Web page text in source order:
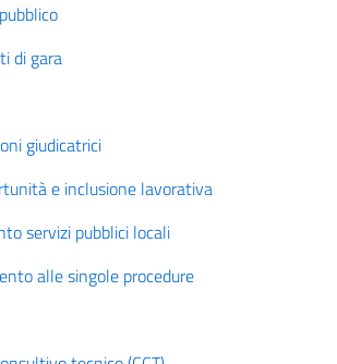
di gara
giudicatrici
e inclusione lavorativa
servizi pubblici locali
alle singole procedure